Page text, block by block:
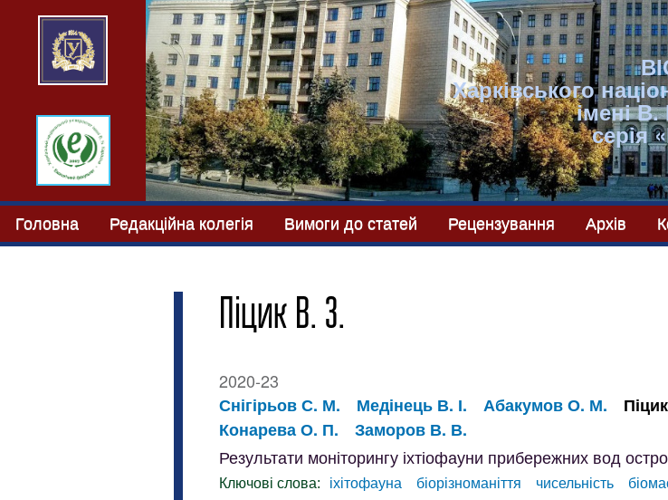
Харківського
імені В.
серія
Головна Редакційна колегія Вимоги до статей Рецензування Архів
Піцик В. З.
2020-23
Снігірьов С. М.
Медінець В. І. Абакумов О. М.
Конарева О. П.
Заморов В. В.
Результати моніторингу іхтіофауни прибережних вод
Ключові слова: іхітофауна біорізноманіття чисельність